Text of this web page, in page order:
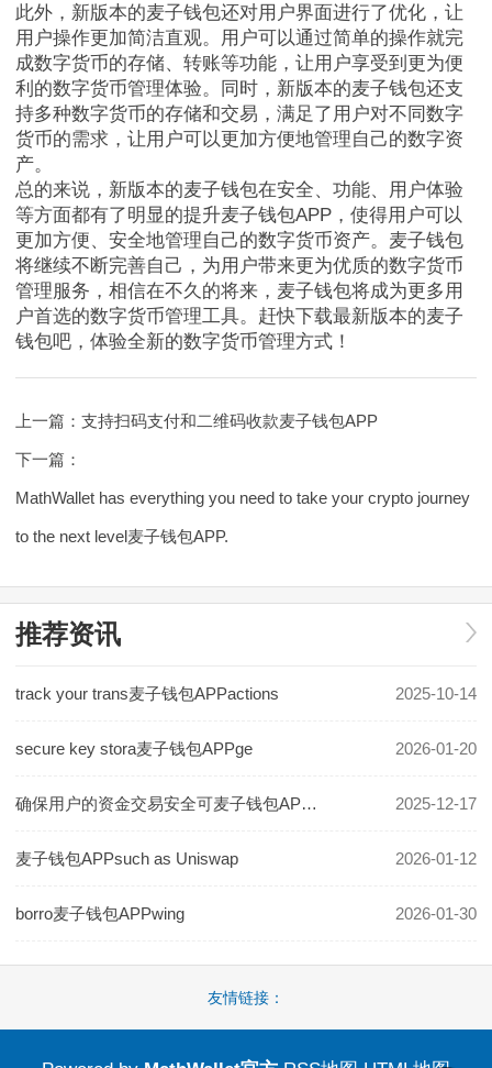
此外，新版本的麦子钱包还对用户界面进行了优化，让
用户操作更加简洁直观。用户可以通过简单的操作就完
成数字货币的存储、转账等功能，让用户享受到更为便
利的数字货币管理体验。同时，新版本的麦子钱包还支
持多种数字货币的存储和交易，满足了用户对不同数字
货币的需求，让用户可以更加方便地管理自己的数字资
产。
总的来说，新版本的麦子钱包在安全、功能、用户体验
等方面都有了明显的提升麦子钱包APP，使得用户可以
更加方便、安全地管理自己的数字货币资产。麦子钱包
将继续不断完善自己，为用户带来更为优质的数字货币
管理服务，相信在不久的将来，麦子钱包将成为更多用
户首选的数字货币管理工具。赶快下载最新版本的麦子
钱包吧，体验全新的数字货币管理方式！
上一篇： 支持扫码支付和二维码收款麦子钱包APP
下一篇：
MathWallet has everything you need to take your crypto journey
to the next level麦子钱包APP.
推荐资讯
track your trans麦子钱包APPactions 2025-10-14
secure key stora麦子钱包APPge 2026-01-20
确保用户的资金交易安全可麦子钱包APP靠 2025-12-17
麦子钱包APPsuch as Uniswap 2026-01-12
borro麦子钱包APPwing 2026-01-30
友情链接：